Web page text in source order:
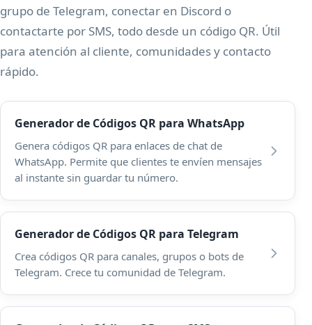
grupo de Telegram, conectar en Discord o
contactarte por SMS, todo desde un código QR. Útil
para atención al cliente, comunidades y contacto
rápido.
Generador de Códigos QR para WhatsApp
Genera códigos QR para enlaces de chat de
WhatsApp. Permite que clientes te envíen mensajes
al instante sin guardar tu número.
Generador de Códigos QR para Telegram
Crea códigos QR para canales, grupos o bots de
Telegram. Crece tu comunidad de Telegram.